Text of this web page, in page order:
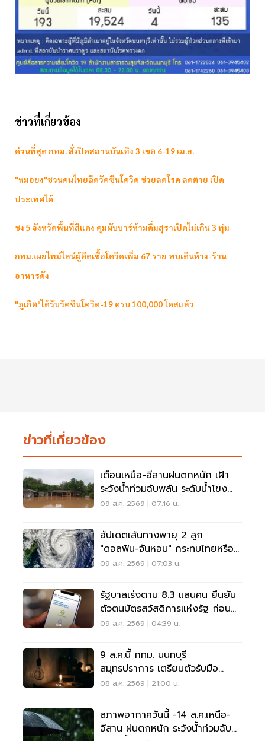
ข่าวที่เกี่ยวข้อง
ด่วนที่สุด กทม. สั่งปิดสถานบันเทิง 3 เขต 6-19 เม.ย.
"หมอยง"ชวนคนไทยฉีดวัคซีนโควิด ช่วยลดโรค ลดตาย เปิด
ประเทศได้
ชง 5 จังหวัดพื้นที่สีแดง คุมผับบาร์ห้ามดื่มสุราเปิดไม่เกิน 3 ทุ่ม
กทม.เผยไทม์ไลน์ผู้ติดเชื้อโควิดเพิ่ม 67 ราย พบเดินห้าง-ร้าน
อาหารดัง
"ภูเก็ต"ได้รับวัคซีนโควิด-19 ครบ 100,000 โดสแล้ว
ข่าวที่เกี่ยวข้อง
เตือนเหนือ-อีสานฝนตกหนัก เฝ้า
ระวังน้ำท่วมฉับพลัน ระดับน้ำโขง
เพิ่มสูง
09 ส.ค. 2569 | 07:16 น.
อัปเดตเส้นทางพายุ 2 ลูก
"ดอลฟิน-จันหอม" กระทบไทยหรือ
ไม่ เช็กเลย
09 ส.ค. 2569 | 07:03 น.
รัฐบาลเร่งตาม 8.3 แสนคน ยืนยัน
ตัวตนบัตรสวัสดิการแห่งรัฐ ก่อน
พลาดสิทธิ
09 ส.ค. 2569 | 04:39 น.
9 ส.ค.นี้ กทม. นนทบุรี
สมุทรปราการ เตรียมตัวรับมือ
'ไฟฟ้าดับ' หลายจุด
08 ส.ค. 2569 | 21:00 น.
สภาพอากาศวันนี้ -14 ส.ค.เหนือ-
อีสาน ฝนตกหนัก ระวังน้ำท่วมฉับ